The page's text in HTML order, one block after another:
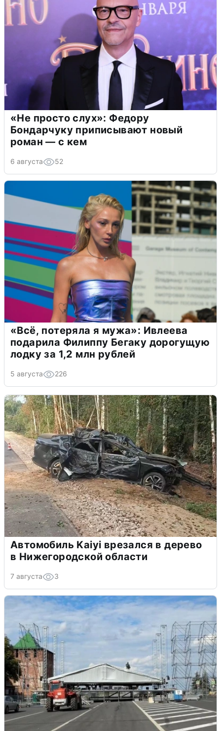
«Не просто слух»: Федору
Бондарчуку приписывают новый
роман — с кем
6 августа 52
«Всё, потеряла я мужа»: Ивлеева
подарила Филиппу Бегаку дорогущую
лодку за 1,2 млн рублей
5 августа 226
Автомобиль Kaiyi врезался в дерево
в Нижегородской области
7 августа 3